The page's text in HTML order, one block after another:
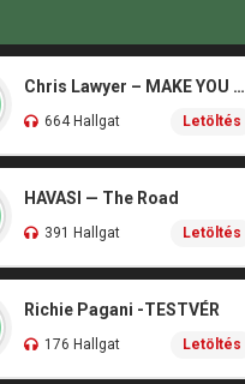
Chris Lawyer – MAKE YOU FLY
664 Hallgat Letöltés
HAVASI — The Road
391 Hallgat Letöltés
Richie Pagani -TESTVÉR
176 Hallgat Letöltés